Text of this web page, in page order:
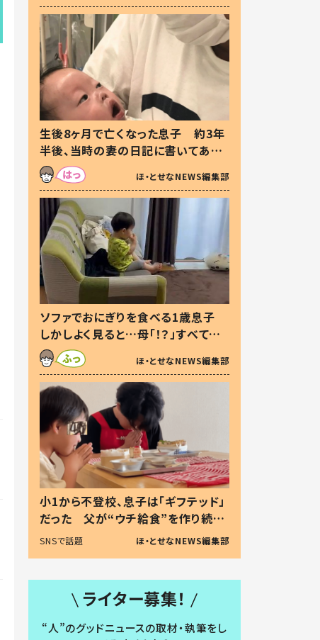
生後8ヶ月で亡くなった息子 約3年
半後、当時の妻の日記に書いてあっ
た本音とは
ほ・とせなNEWS編集部
ソファでおにぎりを食べる1歳息子
しかしよく見ると…母「！？」すべてを
察した母の投稿に「可愛いから許
す！」「現行犯〜」
ほ・とせなNEWS編集部
小1から不登校、息子は「ギフテッド」
だった 父が“ウチ給食”を作り続け
る理由とは #令和の親 #令和の子
SNSで話題 ほ・とせなNEWS編集部
ライター募集！
“人”のグッドニュースの取材・執筆をし